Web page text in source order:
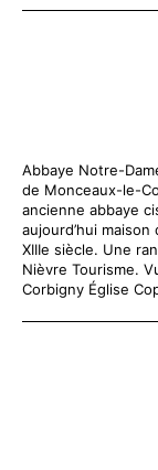
Abbaye Notre-
de Monceaux-le-
ancienne abbaye
aujourd’hui
XIIIe siècle. Une
Nièvre Tourisme.
Corbigny Église